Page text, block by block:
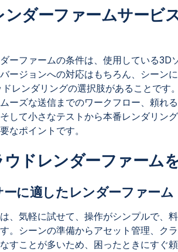
ンダーファームサービ
ーファームの条件は、使用している3D
ージョンへの対応はもちろん、シーン
レンダリングの選択肢があることです
ーズな送信までのワークフロー、頼れ
して小さなテストから本番レンダリン
なポイントです。
ドレンダーファーム
に適したレンダーファーム
、気軽に試せて、操作がシンプルで、
。シーンの準備からアセット管理、ク
すことが多いため、困ったときにすぐ